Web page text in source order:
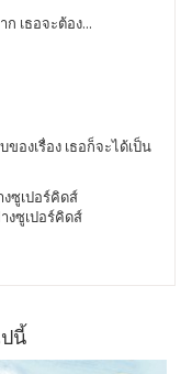
เธอจะต้อง...
องเรื่อง เธอก็จะได้เป็น
ซูเปอร์คิดส์
งซูเปอร์คิดส์
นี้